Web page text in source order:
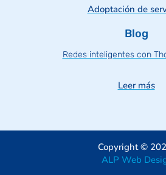
Adoptación de
Blog
Redes inteligentes con
Leer más
Copyright ©
ALP Web